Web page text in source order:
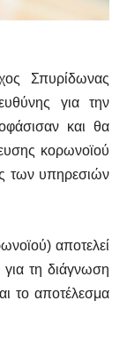
Σπυρίδωνας
για την
και θα
κορωνοϊού
των υπηρεσιών
αποτελεί
τη διάγνωση
το αποτέλεσμα